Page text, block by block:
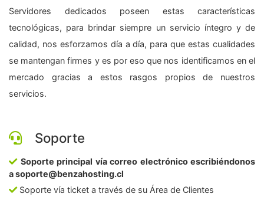
Servidores dedicados poseen estas características
tecnológicas, para brindar siempre un servicio íntegro y de
calidad, nos esforzamos día a día, para que estas cualidades
se mantengan firmes y es por eso que nos identificamos en el
mercado gracias a estos rasgos propios de nuestros
servicios.
Soporte
Soporte principal vía correo electrónico escribiéndonos
a soporte@benzahosting.cl
Soporte vía ticket a través de su Área de Clientes